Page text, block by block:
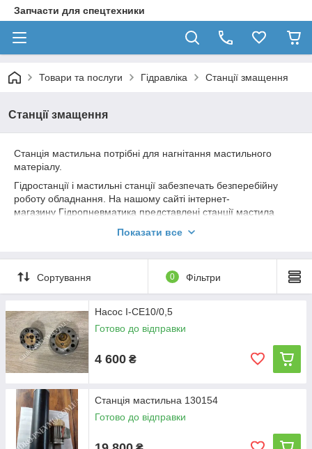
Запчасти для спецтехники
Товари та послуги Гідравліка Станції змащення
Станції змащення
Станція мастильна потрібні для нагнітання мастильного
матеріалу.
Гідростанції і мастильні станції забезпечать безперебійну
роботу обладнання. На нашому сайті інтернет-
магазину Гідропневматика представлені станції мастила
необхідно зробити замовлення, зв'яжіться з нами. Ваше
В нас в наявності тільки нові ОРИГІНАЛИ, але БУДЬТЕ
УВАЖНІ при покупці, є дуже багато китайських та
інших ПІДРОБОК!
Показати все
Сортування 0 Фільтри
Насос І-СЕ10/0,5
Готово до відправки
4 600 ₴
Станція мастильна 130154
Готово до відправки